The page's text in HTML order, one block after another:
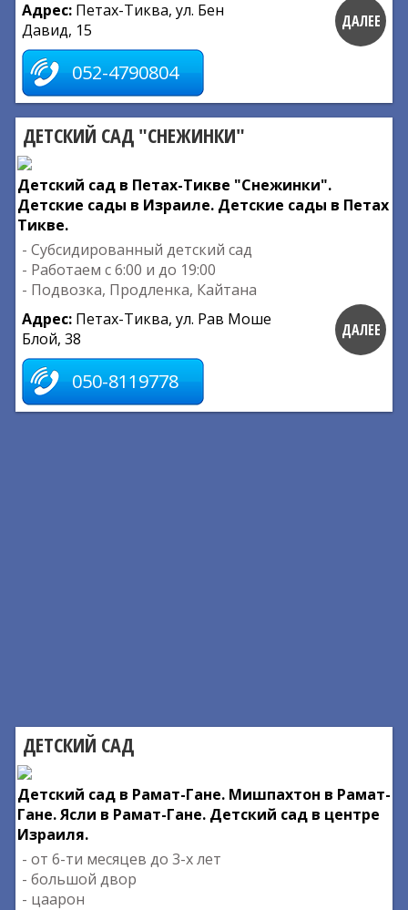
Адрес: Петах-Тиква, ул. Бен
Давид, 15
052-4790804
ДАЛЕЕ
ДЕТСКИЙ САД "СНЕЖИНКИ"
Детский сад в Петах-Тикве "Снежинки".
Детские сады в Израиле. Детские сады в Петах
Тикве.
- Субсидированный детский сад
- Работаем с 6:00 и до 19:00
- Подвозка, Продленка, Кайтана
Адрес: Петах-Тиква, ул. Рав Моше
Блой, 38
050-8119778
ДАЛЕЕ
ДЕТСКИЙ САД
Детский сад в Рамат-Гане. Мишпахтон в Рамат-
Гане. Ясли в Рамат-Гане. Детский сад в центре
Израиля.
- от 6-ти месяцев до 3-х лет
- большой двор
- цаарон